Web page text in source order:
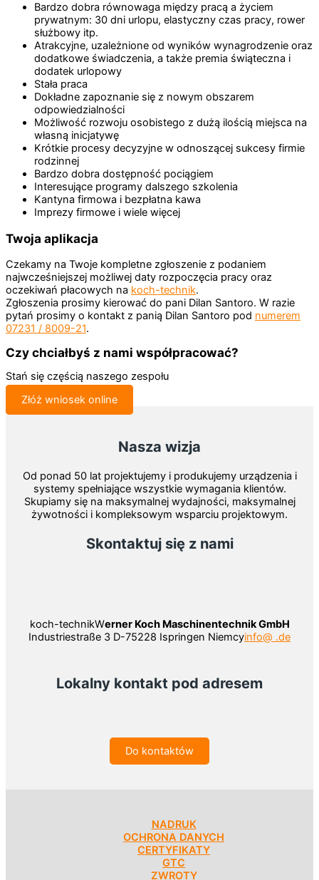
Bardzo dobra równowaga między pracą a życiem
prywatnym: 30 dni urlopu, elastyczny czas pracy, rower
służbowy itp.
Atrakcyjne, uzależnione od wyników wynagrodzenie oraz
dodatkowe świadczenia, a także premia świąteczna i
dodatek urlopowy
Stała praca
Dokładne zapoznanie się z nowym obszarem
odpowiedzialności
Możliwość rozwoju osobistego z dużą ilością miejsca na
własną inicjatywę
Krótkie procesy decyzyjne w odnoszącej sukcesy firmie
rodzinnej
Bardzo dobra dostępność pociągiem
Interesujące programy dalszego szkolenia
Kantyna firmowa i bezpłatna kawa
Imprezy firmowe i wiele więcej
Twoja aplikacja
Czekamy na Twoje kompletne zgłoszenie z podaniem
najwcześniejszej możliwej daty rozpoczęcia pracy oraz
oczekiwań płacowych na koch-technik.
Zgłoszenia prosimy kierować do pani Dilan Santoro. W razie
pytań prosimy o kontakt z panią Dilan Santoro pod numerem
07231 / 8009-21.
Czy chciałbyś z nami współpracować?
Stań się częścią naszego zespołu
Złóż wniosek online
Nasza wizja
Od ponad 50 lat projektujemy i produkujemy urządzenia i
systemy spełniające wszystkie wymagania klientów.
Skupiamy się na maksymalnej wydajności, maksymalnej
żywotności i kompleksowym wsparciu projektowym.
Skontaktuj się z nami
koch-technikWerner Koch Maschinentechnik GmbH
Industriestraße 3 D-75228 Ispringen Niemcyinfo@ .de
Lokalny kontakt pod adresem
Do kontaktów
NADRUK
OCHRONA DANYCH
CERTYFIKATY
GTC
ZWROTY